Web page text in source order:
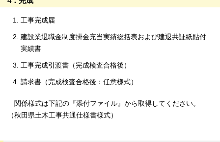
工事完成届
建設業退職金制度掛金充当実績総括表および建退共証紙貼付
実績書
工事完成引渡書（完成検査合格後）
請求書（完成検査合格後：任意様式）
関係様式は下記の『添付ファイル』から取得してください。
（秋田県土木工事共通仕様書様式）